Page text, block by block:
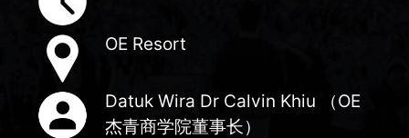
OE Resort
Datuk Wira Dr Calvin Khiu （OE
杰青商学院董事长）